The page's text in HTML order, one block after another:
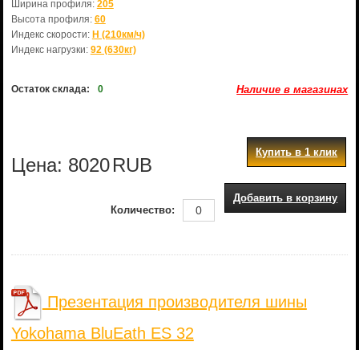
Ширина профиля: 205
Высота профиля: 60
Индекс скорости: H (210км/ч)
Индекс нагрузки: 92 (630кг)
Остаток склада: 0 Наличие в магазинах
Цена: 8020RUB
Купить в 1 клик
Добавить в корзину
Количество:
Презентация производителя шины
Yokohama BluEath ES 32